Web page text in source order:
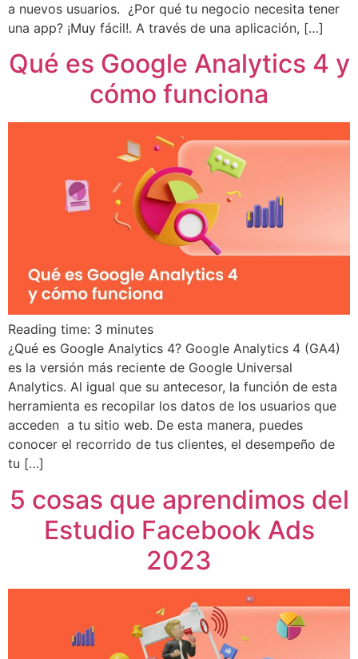
a nuevos usuarios. ¿Por qué tu negocio necesita tener
una app? ¡Muy fácil!. A través de una aplicación, […]
Qué es Google Analytics 4 y
cómo funciona
Reading time: 3 minutes
¿Qué es Google Analytics 4? Google Analytics 4 (GA4)
es la versión más reciente de Google Universal
Analytics. Al igual que su antecesor, la función de esta
herramienta es recopilar los datos de los usuarios que
acceden a tu sitio web. De esta manera, puedes
conocer el recorrido de tus clientes, el desempeño de
tu […]
5 cosas que aprendimos del
Estudio Facebook Ads
2023